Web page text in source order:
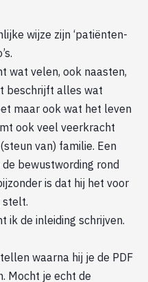
wijze zijn ‘patiënten-
wat velen, ook naasten,
beschrijft alles wat
maar ook wat het leven
ook veel veerkracht
van) familie. Een
bewustwording rond
is dat hij het voor
stelt.
ik de inleiding schrijven.
waarna hij je de PDF
Mocht je echt de